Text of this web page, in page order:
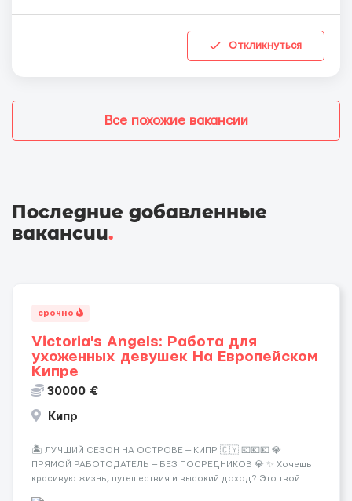
Откликнуться
Все похожие вакансии
Последние добавленные
вакансии.
срочно
Victoria's Angels: Работа для
ухоженных девушек На Европейском
Кипре
30000 €
Кипр
🏝️ ЛУЧШИЙ СЕЗОН НА ОСТРОВЕ — КИПР 🇨🇾 💶💶💶 💎
ПРЯМОЙ РАБОТОДАТЕЛЬ — БЕЗ ПОСРЕДНИКОВ 💎 ✨ Хочешь
красивую жизнь, путешествия и высокий доход? Это твой